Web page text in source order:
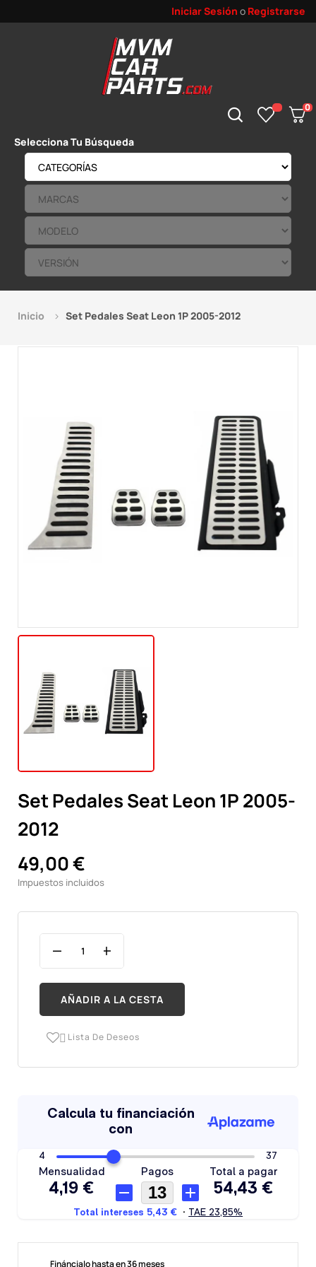
Iniciar Sesión o Registrarse
0
Selecciona Tu Búsqueda
Inicio Set Pedales Seat Leon 1P 2005-2012
Set Pedales Seat Leon 1P 2005-
2012
49,00 €
Impuestos incluidos
AÑADIR A LA CESTA
 Lista De Deseos
Fináncialo hasta en 36 meses